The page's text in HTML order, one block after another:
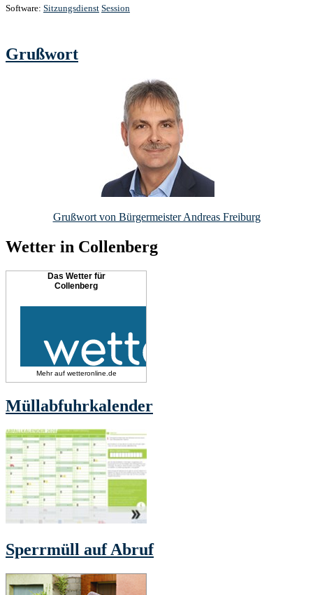
Software: Sitzungsdienst Session
Grußwort
Grußwort von Bürgermeister Andreas Freiburg
Wetter in Collenberg
Das Wetter für
Collenberg
Mehr auf wetteronline.de
Müllabfuhrkalender
Sperrmüll auf Abruf